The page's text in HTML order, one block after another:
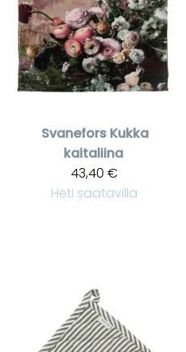
Svanefors Kukka
kaitaliina
43,40 €
Heti saatavilla